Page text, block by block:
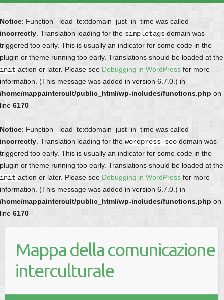
Notice: Function _load_textdomain_just_in_time was called
incorrectly . Translation loading for the simpletags domain was
triggered too early. This is usually an indicator for some code in the
plugin or theme running too early. Translations should be loaded at the
init action or later. Please see Debugging in WordPress for more
information. (This message was added in version 6.7.0.) in
/home/mappaintercult/public_html/wp-includes/functions.php on
line 6170
Notice: Function _load_textdomain_just_in_time was called
incorrectly . Translation loading for the wordpress-seo domain was
triggered too early. This is usually an indicator for some code in the
plugin or theme running too early. Translations should be loaded at the
init action or later. Please see Debugging in WordPress for more
information. (This message was added in version 6.7.0.) in
/home/mappaintercult/public_html/wp-includes/functions.php on
line 6170
Mappa della comunicazione
interculturale